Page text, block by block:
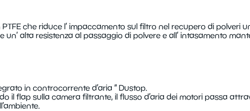
che riduce l’ impaccamento sul filtro nel recupero di polveri
un’ alta resistenza al passaggio di polvere e all’ intasamento
in controcorrente d’aria “ Dustop.
il flap sulla camera filtrante, il flusso d’aria dei motori passa